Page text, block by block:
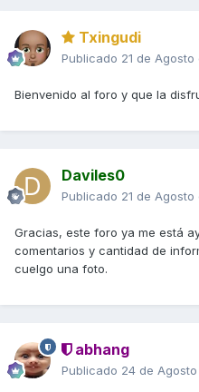
Txingudi
Publicado 21 de Agosto
Bienvenido al foro y que la
Daviles0
Publicado 21 de Agosto
Gracias, este foro ya me está
comentarios y cantidad de
cuelgo una foto.
abhang
Publicado 24 de